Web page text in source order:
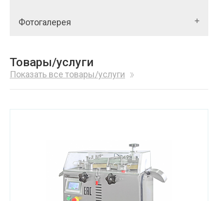
Фотогалерея
Товары/услуги
Показать все товары/услуги